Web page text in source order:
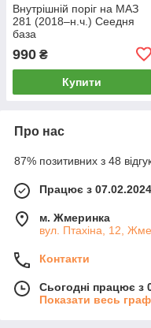
Внутрішній поріг на МАЗ
281 (2018–н.ч.) Сеедня
база
990 ₴
Купити
Про нас
87% позитивних з 48
Працює з 07.02.2024
м. Жмеринка
вул. Птахіна, 12,
Контакти
Сьогодні працює з
Показати весь